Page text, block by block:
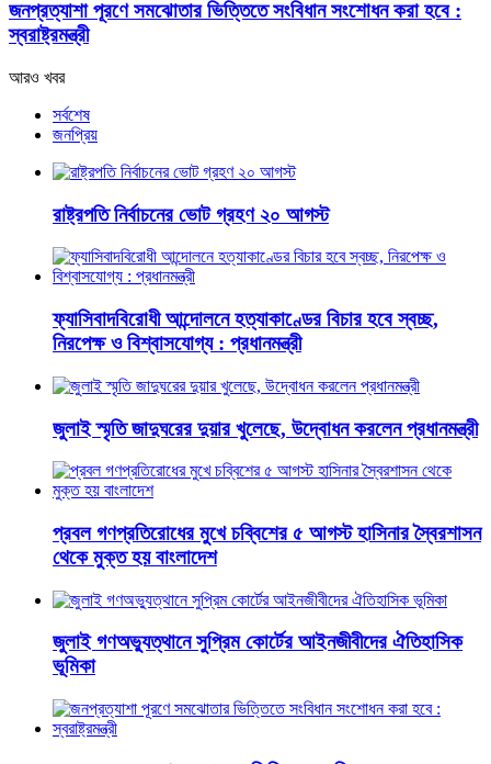
জনপ্রত্যাশা পূরণে সমঝোতার ভিত্তিতে সংবিধান সংশোধন করা হবে :
স্বরাষ্ট্রমন্ত্রী
আরও খবর
সর্বশেষ
জনপ্রিয়
রাষ্ট্রপতি নির্বাচনের ভোট গ্রহণ ২০ আগস্ট
ফ্যাসিবাদবিরোধী আন্দোলনে হত্যাকাণ্ডের বিচার হবে স্বচ্ছ,
নিরপেক্ষ ও বিশ্বাসযোগ্য : প্রধানমন্ত্রী
জুলাই স্মৃতি জাদুঘরের দুয়ার খুলেছে, উদ্বোধন করলেন প্রধানমন্ত্রী
প্রবল গণপ্রতিরোধের মুখে চব্বিশের ৫ আগস্ট হাসিনার স্বৈরশাসন
থেকে মুক্ত হয় বাংলাদেশ
জুলাই গণঅভ্যুত্থানে সুপ্রিম কোর্টের আইনজীবীদের ঐতিহাসিক
ভূমিকা